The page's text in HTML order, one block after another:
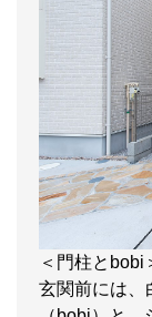
＜門柱とbobi
玄関前には、